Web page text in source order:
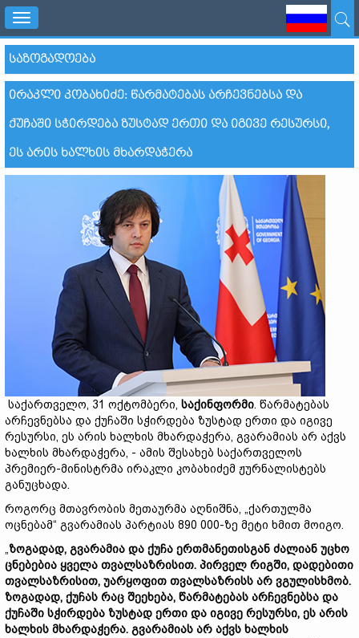
Toggle
navigation
ᲡᲐᲖᲝᲒᲐᲓᲝᲔᲑᲐ
ᲘᲠᲐᲙᲚᲘ ᲙᲝᲑᲐᲮᲘᲫᲔ: ᲬᲐᲠᲛᲐᲢᲔᲑᲐᲡ ᲐᲠᲩᲔᲕᲜᲔᲑᲡᲐ ᲓᲐ
ᲥᲣᲩᲐᲨᲘ ᲡᲭᲘᲠᲓᲔᲑᲐ ᲖᲣᲡᲢᲐᲓ ᲔᲠᲗᲘ ᲓᲐ ᲘᲒᲘᲕᲔ ᲠᲔᲡᲣᲠᲡᲘ,
ᲔᲡ ᲐᲠᲘᲡ ᲮᲐᲚᲮᲘᲡ ᲛᲮᲐᲠᲓᲐᲭᲔᲠᲐ
საქართველო, 31 ოქტომბერი, საქინფორმი. წარმატებას
არჩევნებსა და ქუჩაში სჭირდება ზუსტად ერთი და იგივე
რესურსი, ეს არის ხალხის მხარდაჭერა, გვარამიას არ აქვს
ხალხის მხარდაჭერა, - ამის შესახებ საქართველოს
პრემიერ-მინისტრმა ირაკლი კობახიძემ ჟურნალისტებს
განუცხადა.
როგორც მთავრობის მეთაურმა აღნიშნა, „ქართულმა
ოცნებამ“ გვარამიას პარტიას 890 000-ზე მეტი ხმით მოიგო.
„ზოგადად, გვარამია და ქუჩა ერთმანეთისგან ძალიან უცხო
ცნებებია ყველა თვალსაზრისით. პირველ რიგში, დადებითი
თვალსაზრისით, უარყოფით თვალსაზრისს არ ვგულისხმობ.
ზოგადად, ქუჩას რაც შეეხება, წარმატებას არჩევნებსა და
ქუჩაში სჭირდება ზუსტად ერთი და იგივე რესურსი, ეს არის
ხალხის მხარდაჭერა. გვარამიას არ აქვს ხალხის